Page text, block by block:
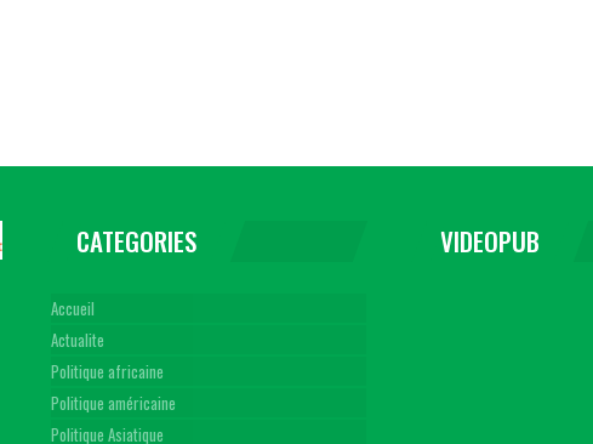
CATEGORIES
Accueil
Actualite
Politique africaine
Politique américaine
Politique Asiatique
VIDEOPUB